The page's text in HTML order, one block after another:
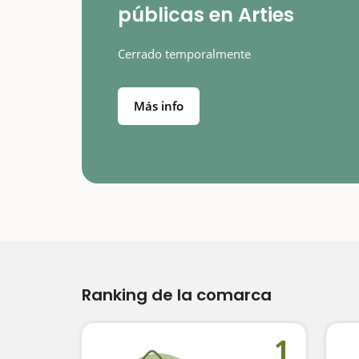
públicas en Arties
Cerrado temporalmente
Más info
Ranking de la comarca
1